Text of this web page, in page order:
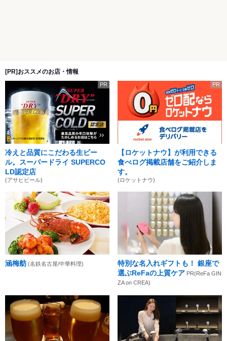
[PR]おススメのお店・情報
PR
冷えと品質にこだわる生ビー
ル。スーパードライ SUPERCO
LD認定店
(アサヒビール)
PR
【ロケットナウ】が利用できる
食べログ掲載店舗をご紹介しま
す。
(ロケットナウ)
涵梅舫 (名鉄名古屋/中華料理)
特別な名入れギフトも！ 銀座で
選ぶReFaの上質ケア PR(ReFa GIN
ZA on CREA)